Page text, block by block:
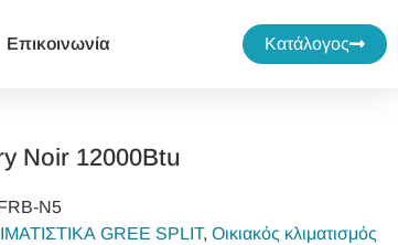
Επικοινωνία Κατάλογος
Noir 12000Btu
GREE SPLIT, Οικιακός κλιματισμός